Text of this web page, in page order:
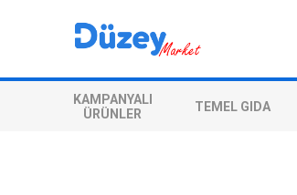
KAMPANYALI
ÜRÜNLER
TEMEL GIDA